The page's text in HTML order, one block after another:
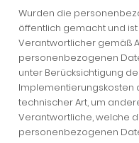
Wurden die
öffentlich gemacht und
Verantwortlicher gemäß
personenbezogenen
unter Berücksichtigung
Implementierungskosten
technischer Art, um
Verantwortliche, welche
personenbezogenen